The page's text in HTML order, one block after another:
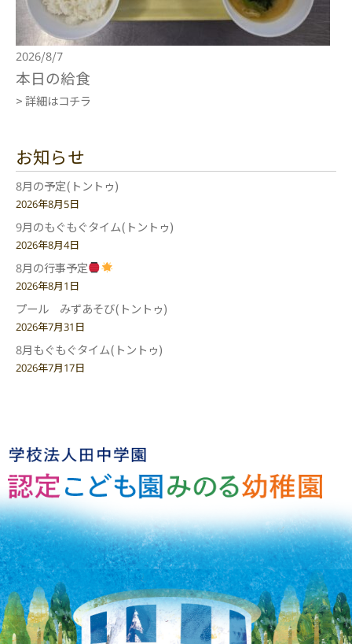
2026/8/7
本日の給食
> 詳細はコチラ
お知らせ
8月の予定(トントゥ)
2026年8月5日
9月のもぐもぐタイム(トントゥ)
2026年8月4日
8月の行事予定
2026年8月1日
プール みずあそび(トントゥ)
2026年7月31日
8月もぐもぐタイム(トントゥ)
2026年7月17日